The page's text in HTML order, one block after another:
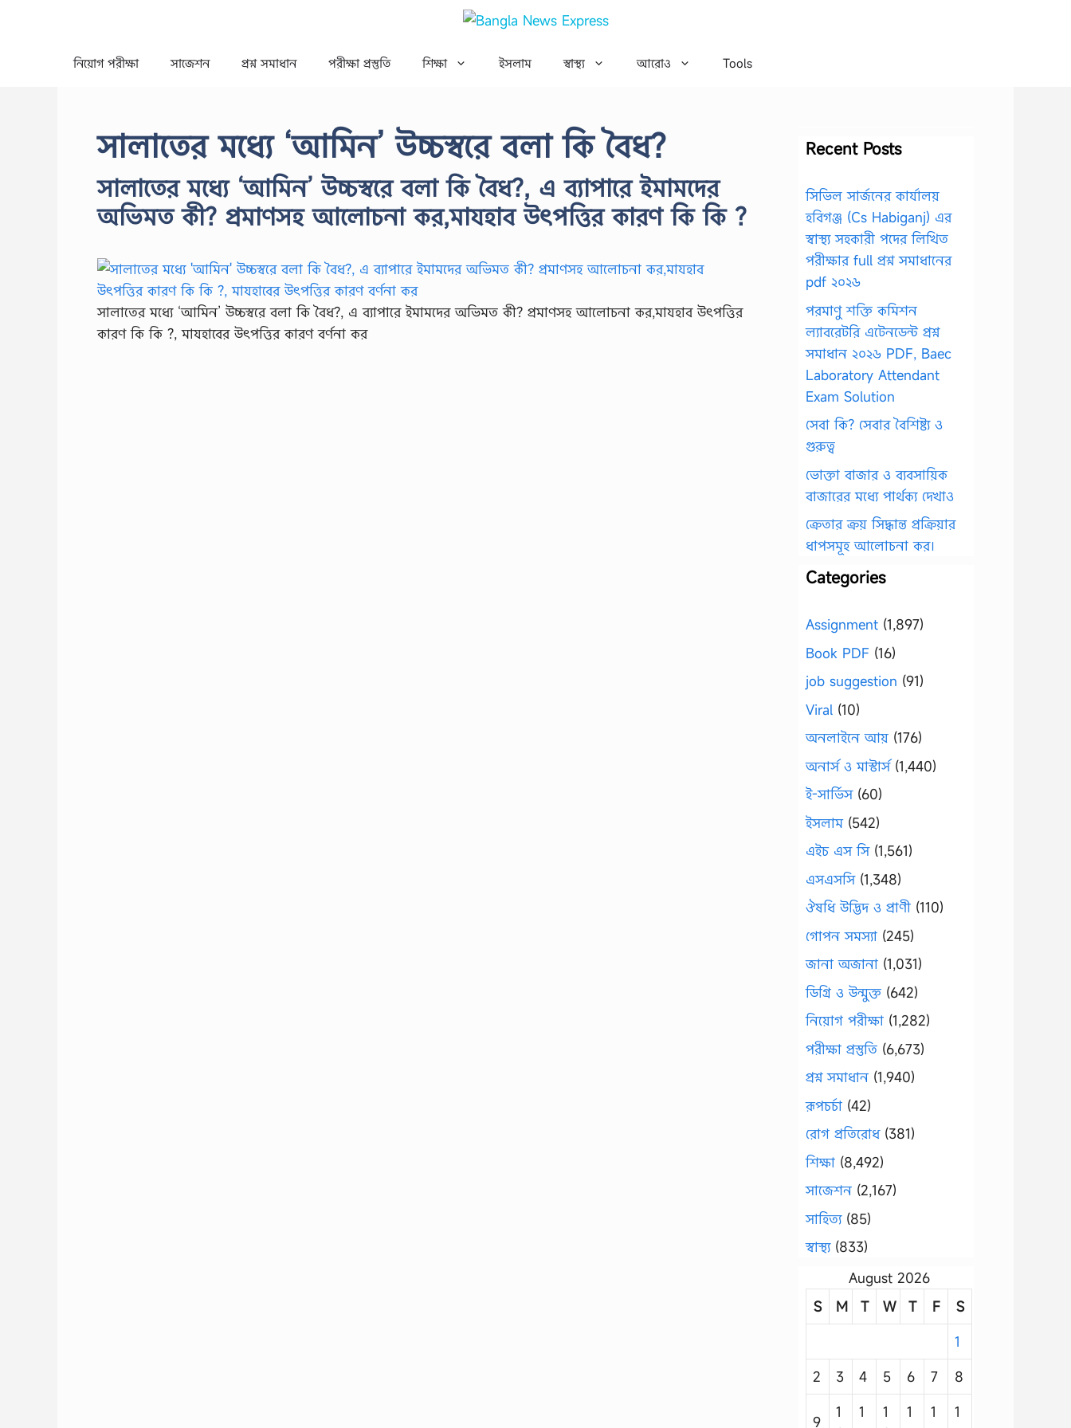
নিয়োগ পরীক্ষা সাজেশন প্রশ্ন সমাধান পরীক্ষা প্রস্তুতি শিক্ষা ইসলাম স্বাস্থ্য আরোও Tools
সালাতের মধ্যে ‘আমিন’ উচ্চস্বরে বলা কি বৈধ?
সালাতের মধ্যে ‘আমিন’ উচ্চস্বরে বলা কি বৈধ?, এ ব্যাপারে ইমামদের
অভিমত কী? প্রমাণসহ আলোচনা কর,মাযহাব উৎপত্তির কারণ কি কি ?
সালাতের মধ্যে ‘আমিন’ উচ্চস্বরে বলা কি বৈধ?, এ ব্যাপারে ইমামদের অভিমত কী? প্রমাণসহ আলোচনা কর,মাযহাব উৎপত্তির
কারণ কি কি ?, মাযহাবের উৎপত্তির কারণ বর্ণনা কর
Recent Posts
সিভিল সার্জনের কার্যালয়
হবিগঞ্জ (Cs Habiganj) এর
স্বাস্থ্য সহকারী পদের লিখিত
পরীক্ষার full প্রশ্ন সমাধানের
pdf ২০২৬
পরমাণু শক্তি কমিশন
ল্যাবরেটরি এটেনডেন্ট প্রশ্ন
সমাধান ২০২৬ PDF, Baec
Laboratory Attendant
Exam Solution
সেবা কি? সেবার বৈশিষ্ট্য ও
গুরুত্ব
ভোক্তা বাজার ও ব্যবসায়িক
বাজারের মধ্যে পার্থক্য দেখাও
ক্রেতার ক্রয় সিদ্ধান্ত প্রক্রিয়ার
ধাপসমূহ আলোচনা কর।
Categories
Assignment (1,897)
Book PDF (16)
job suggestion (91)
Viral (10)
অনলাইনে আয় (176)
অনার্স ও মাস্টার্স(1,440)
ই-সার্ভিস(60)
ইসলাম(542)
এইচ এস সি(1,561)
এসএসসি(1,348)
ঔষধি উদ্ভিদ ও প্রাণী (110)
গোপন সমস্যা (245)
জানা অজানা (1,031)
ডিগ্রি ও উন্মুক্ত (642)
নিয়োগ পরীক্ষা (1,282)
পরীক্ষা প্রস্তুতি (6,673)
প্রশ্ন সমাধান (1,940)
রূপচর্চা (42)
রোগ প্রতিরোধ(381)
শিক্ষা (8,492)
সাজেশন (2,167)
সাহিত্য(85)
স্বাস্থ্য(833)
August 2026
S
M T W T F
S
1
2
3 4 5 6 7 8
9
1
1
1
1
1
1